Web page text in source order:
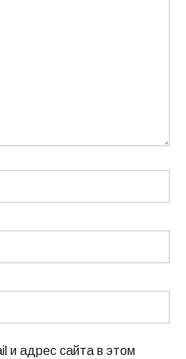
и адрес сайта в этом